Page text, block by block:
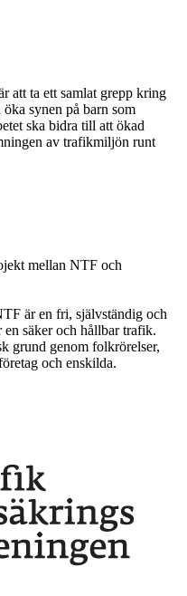
att ta ett samlat grepp kring
synen på barn som
ska bidra till att ökad
av trafikmiljön runt
mellan NTF och
är en fri, självständig och
säker och hållbar trafik.
grund genom folkrörelser,
och enskilda.